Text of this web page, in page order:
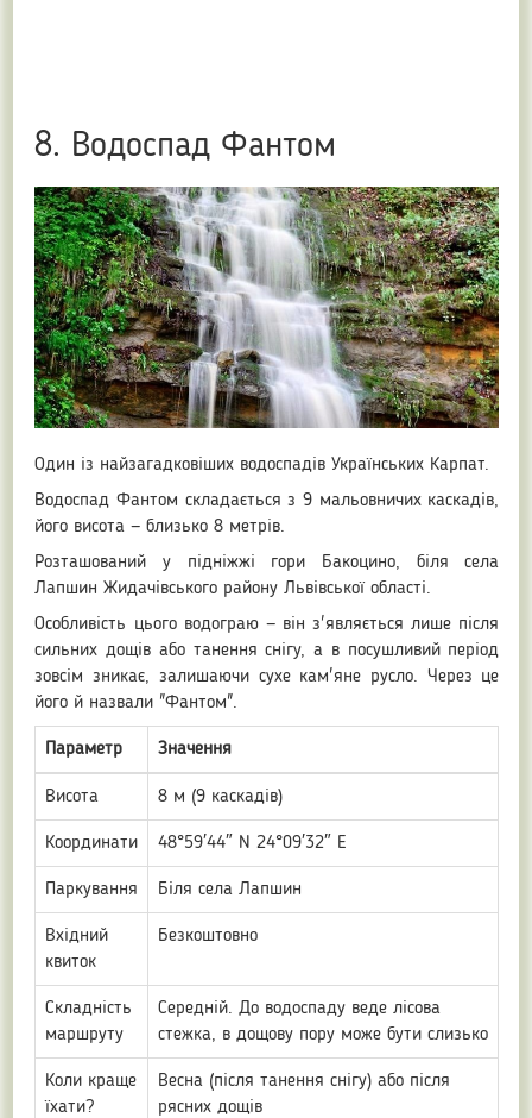
8. Водоспад Фантом
Один із найзагадковіших водоспадів Українських Карпат.
Водоспад Фантом складається з 9 мальовничих каскадів,
його висота — близько 8 метрів.
Розташований у підніжжі гори Бакоцино, біля села
Лапшин Жидачівського району Львівської області.
Особливість цього водограю — він з'являється лише після
сильних дощів або танення снігу, а в посушливий період
зовсім зникає, залишаючи сухе кам'яне русло. Через це
його й назвали "Фантом".
Параметр Значення
Висота 8 м (9 каскадів)
Координати 48°59′44″ N 24°09′32″ E
Паркування Біля села Лапшин
Вхідний
квиток
Безкоштовно
Складність
маршруту
Середній. До водоспаду веде лісова
стежка, в дощову пору може бути слизько
Коли краще
їхати?
Весна (після танення снігу) або після
рясних дощів